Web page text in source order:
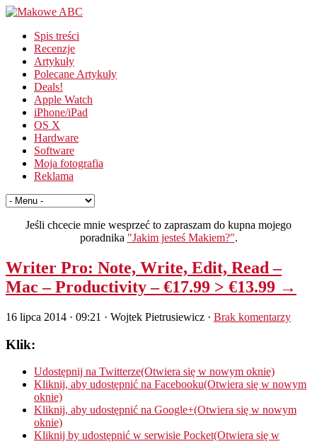
Spis treści
Recenzje
Artykuły
Polecane Artykuły
Deals!
Apple Watch
iPhone/iPad
OS X
Hardware
Software
Moja fotografia
Reklama
Jeśli chcecie mnie wesprzeć to zapraszam do kupna mojego
poradnika "Jakim jesteś Makiem?".
Writer Pro: Note, Write, Edit, Read –
Mac – Productivity – €17.99 > €13.99 →
16 lipca 2014 · 09:21 · Wojtek Pietrusiewicz · Brak komentarzy
Klik:
Udostępnij na Twitterze(Otwiera się w nowym oknie)
Kliknij, aby udostępnić na Facebooku(Otwiera się w nowym
oknie)
Kliknij, aby udostępnić na Google+(Otwiera się w nowym
oknie)
Kliknij by udostępnić w serwisie Pocket(Otwiera się w